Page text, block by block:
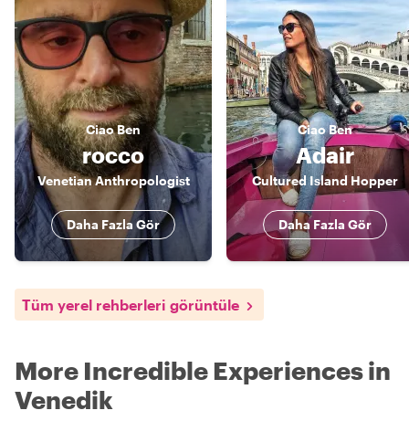
CiaoBen
rocco
Venetian Anthropologist
Daha Fazla Gör
CiaoBen
Adair
Cultured Island Hopper
Daha Fazla Gör
Tüm yerel rehberleri görüntüle
More Incredible Experiences in
Venedik